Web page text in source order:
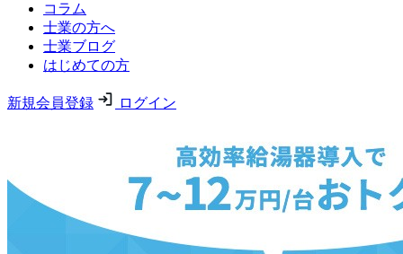
コラム
士業の方へ
士業ブログ
はじめての方
新規会員登録 ログイン